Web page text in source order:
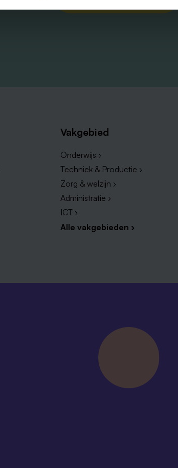
Vakgebied
Onderwijs ›
Techniek & Productie ›
Zorg & welzijn ›
Administratie ›
ICT ›
Alle vakgebieden ›